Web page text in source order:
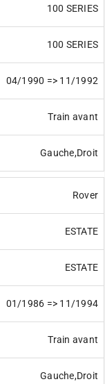
100 SERIES
100 SERIES
04/1990 => 11/1992
Train avant
Gauche,Droit
Rover
ESTATE
ESTATE
01/1986 => 11/1994
Train avant
Gauche,Droit